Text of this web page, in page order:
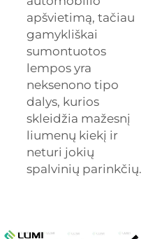
apšvietimą, tačiau
gamykliškai
sumontuotos
lempos yra
neksenono tipo
dalys, kurios
skleidžia mažesnį
liumenų kiekį ir
neturi jokių
spalvinių parinkčių.